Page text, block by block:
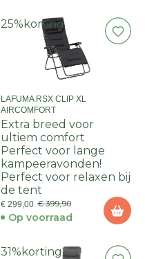
25% korting
LAFUMA RSX CLIP XL
AIRCOMFORT
Extra breed voor
ultiem comfort
Perfect voor lange
kampeeravonden!
Perfect voor relaxen bij
de tent
€ 299,00 € 399,90
Op voorraad
31% korting